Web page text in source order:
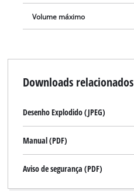
Volume máximo
Downloads relacionados
Desenho Explodido (JPEG)
Manual (PDF)
Aviso de segurança (PDF)